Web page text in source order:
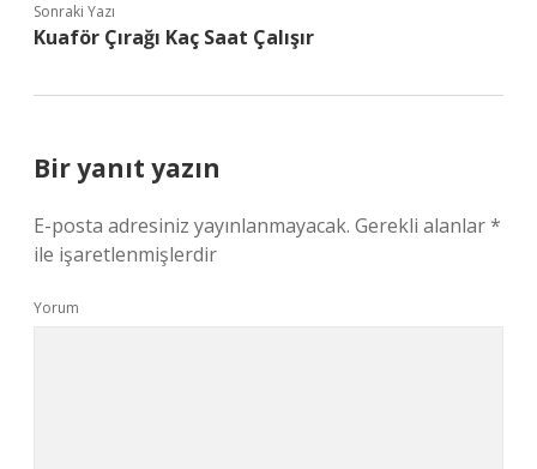
Sonraki Yazı
Kuaför Çırağı Kaç Saat Çalışır
Bir yanıt yazın
E-posta adresiniz yayınlanmayacak. Gerekli alanlar*
ile işaretlenmişlerdir
Yorum